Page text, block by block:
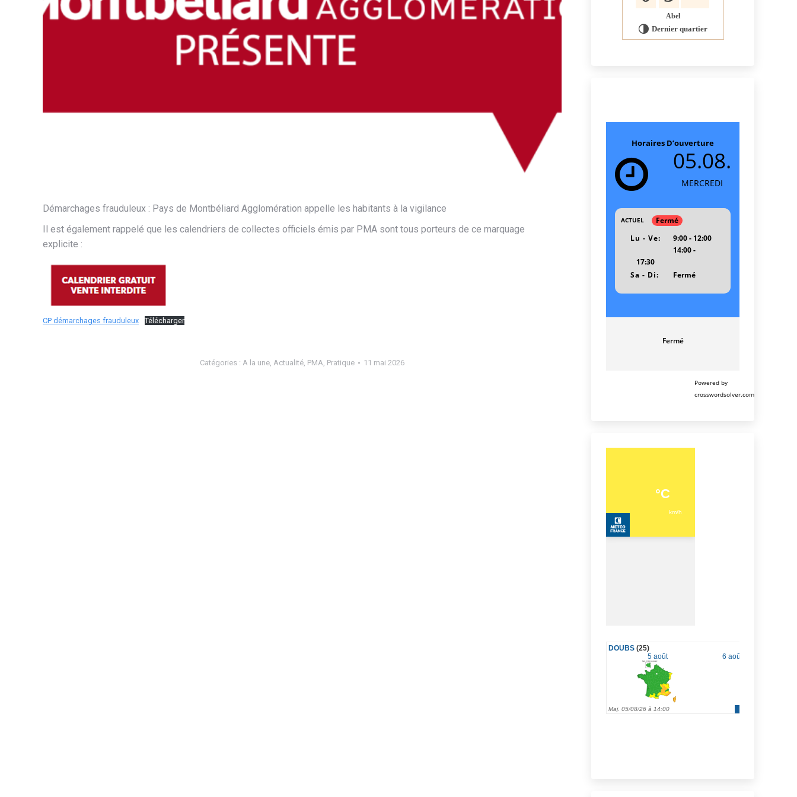
Démarchages frauduleux : Pays de Montbéliard Agglomération appelle les habitants à la vigilance
Il est également rappelé que les calendriers de collectes officiels émis par PMA sont tous porteurs de ce marquage
explicite :
CP démarchages frauduleux Télécharger
Catégories : A la une Actualité PMA Pratique 11 mai 2026
Abel
T Dernier quartier
Horaires D’ouverture
05.08.
MERCREDI
ACTUEL
Fermé
Lu - Ve:
9:00 - 12:00
14:00 -
17:30
Sa - Di:
Fermé
Fermé
Powered by
crosswordsolver.com